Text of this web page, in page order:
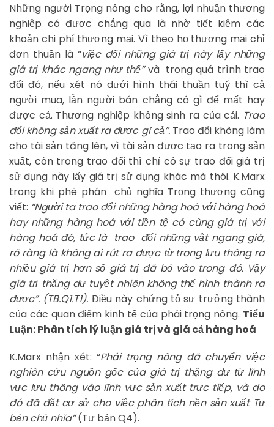
Những người Trọng nông cho rằng, lợi nhuận thương
nghiệp có được chẳng qua là nhờ tiết kiệm các
khoản chi phí thương mại. Vì theo họ thương mại chỉ
đơn thuần là “việc đổi những giá trị này lấy những
giá trị khác ngang như thế”và trong quá trình trao
đổi đó, nếu xét nó dưới hình thái thuần tuý thì cả
người mua, lẫn người bán chẳng có gì để mất hay
được cả. Thương nghiệp không sinh ra của cải. Trao
đổi không sản xuất ra được gì cả”. Trao đổi không làm
cho tài sản tăng lên, vì tài sản được tạo ra trong sản
xuất, còn trong trao đổi thì chỉ có sự trao đổi giá trị
sử dụng này lấy giá trị sử dụng khác mà thôi. K.Marx
trong khi phê phán chủ nghĩa Trọng thương cũng
viết: “Người ta trao đổi những hàng hoá với hàng hoá
hay những hàng hoá với tiền tệ có cùng giá trị với
hàng hoá đó, tức là trao đổi những vật ngang giá,
rõ ràng là không ai rút ra được từ trong lưu thông ra
nhiều giá trị hơn số giá trị đã bỏ vào trong đó. Vậy
giá trị thặng dư tuyệt nhiên không thể hình thành ra
được”. (TB.Q1.T1). Điều này chứng tỏ sự trưởng thành
của các quan điểm kinh tế của phái trọng nông. Tiểu
Luận: Phân tích lý luận giá trị và giá cả hàng hoá
K.Marx nhận xét: “Phái trọng nông đã chuyển việc
nghiên cứu nguồn gốc của giá trị thặng dư từ lĩnh
vực lưu thông vào lĩnh vực sản xuất trực tiếp, và do
đó đã đặt cơ sở cho việc phân tích nền sản xuất Tư
bản chủ nhĩa”(Tư bản Q4).